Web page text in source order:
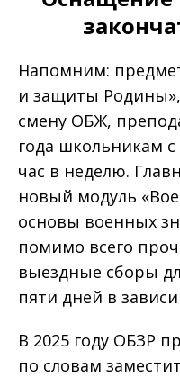
Напомним:
и защиты
смену ОБЖ,
года школьникам
час в неделю.
новый модуль
основы военных
помимо всего
выездные сборы
пяти дней в
В 2025 году ОБЗР
по словам